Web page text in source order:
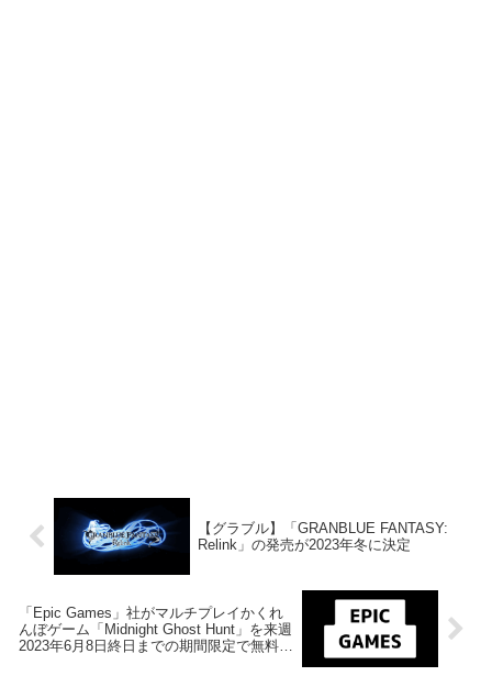
【グラブル】「GRANBLUE FANTASY:
Relink」の発売が2023年冬に決定
「Epic Games」社がマルチプレイかくれ
んぼゲーム「Midnight Ghost Hunt」を来週
2023年6月8日終日までの期間限定で無料配